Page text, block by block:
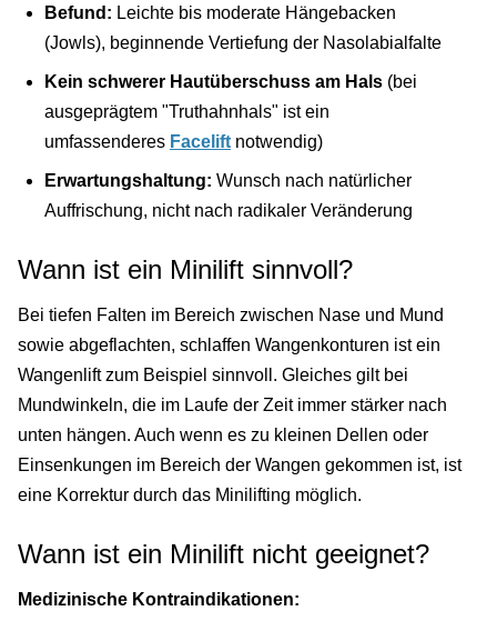
Befund: Leichte bis moderate Hängebacken
(Jowls), beginnende Vertiefung der Nasolabialfalte
Kein schwerer Hautüberschuss am Hals (bei
ausgeprägtem "Truthahnhals" ist ein
umfassenderes Facelift notwendig)
Erwartungshaltung: Wunsch nach natürlicher
Auffrischung, nicht nach radikaler Veränderung
Wann ist ein Minilift sinnvoll?
Bei tiefen Falten im Bereich zwischen Nase und Mund
sowie abgeflachten, schlaffen Wangenkonturen ist ein
Wangenlift zum Beispiel sinnvoll. Gleiches gilt bei
Mundwinkeln, die im Laufe der Zeit immer stärker nach
unten hängen. Auch wenn es zu kleinen Dellen oder
Einsenkungen im Bereich der Wangen gekommen ist, ist
eine Korrektur durch das Minilifting möglich.
Wann ist ein Minilift nicht geeignet?
Medizinische Kontraindikationen: